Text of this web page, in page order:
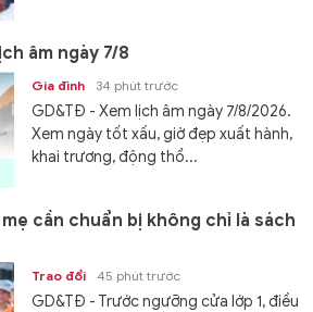
âm ngày 7/8
Gia đình 34 phút trước
GD&TĐ - Xem lịch âm ngày 7/8/2026.
Xem ngày tốt xấu, giờ đẹp xuất hành,
khai trương, động thổ...
cần chuẩn bị không chỉ là sách
Trao đổi 45 phút trước
GD&TĐ - Trước ngưỡng cửa lớp 1, điều